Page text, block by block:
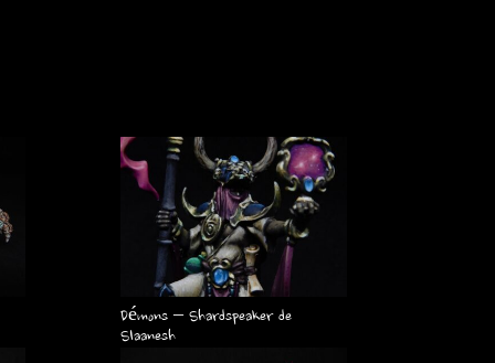
Démons – Shardspeaker de
Slaanesh